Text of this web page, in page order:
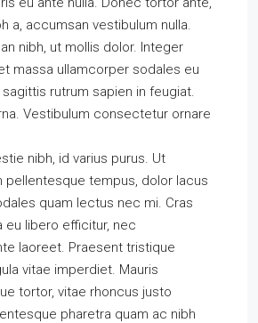
a, accumsan vestibulum nulla.
nibh, ut mollis dolor. Integer
massa ullamcorper sodales eu
rutrum sapien in feugiat.
Vestibulum consectetur ornare
nibh, id varius purus. Ut
pellentesque tempus, dolor lacus
quam lectus nec mi. Cras
eu libero efficitur, nec
laoreet. Praesent tristique
vitae imperdiet. Mauris
tortor, vitae rhoncus justo
pharetra quam ac nibh